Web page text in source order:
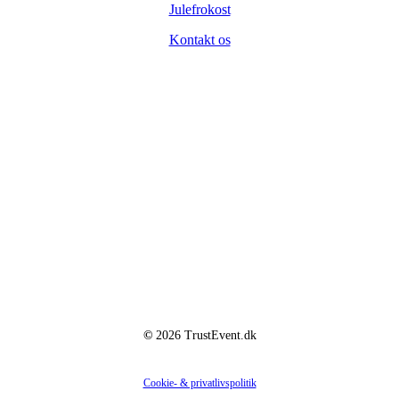
Julefrokost
Kontakt os
© 2026TrustEvent.dk
Cookie- & privatlivspolitik